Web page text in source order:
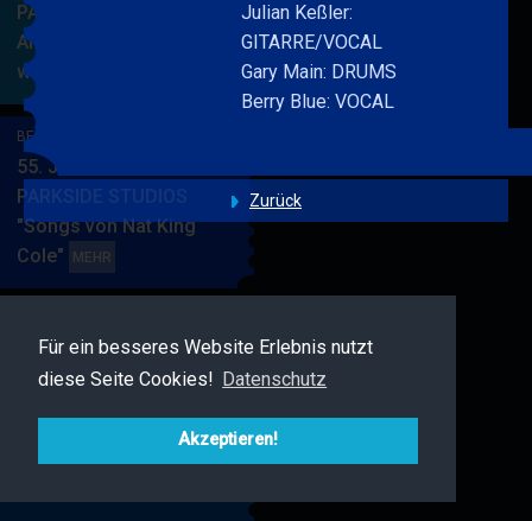
Für ein besseres Website Erlebnis nutzt
diese Seite Cookies! Datenschutz
Akzeptieren!
PARKSIDE STUDIOS
American Songbook
wunderbare Musik
BERRY
BLUE
BERRY BLUE & BAND
55. JAZZ Matinee in den
PARKSIDE STUDIOS
"Songs von Nat King
Cole"
MEHR
BAND
BERRY BLUE & FRIENDS
Live Jazz im MAMPF
&
Julian Keßler:
GITARRE/VOCAL
Gary Main: DRUMS
Berry Blue: VOCAL
Zurück